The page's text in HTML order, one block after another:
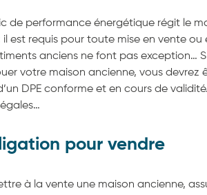
de performance énergétique régit le
il est requis pour toute mise en vente ou
anciens ne font pas exception…
votre maison ancienne, vous devrez
DPE conforme et en cours de
pour vendre
à la vente une maison ancienne,